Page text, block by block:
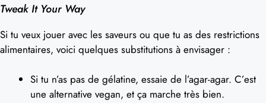
Tweak It Your Way
Si tu veux jouer avec les saveurs ou que tu as des restrictions
alimentaires, voici quelques substitutions à envisager :
Si tu n’as pas de gélatine, essaie de l’agar-agar. C’est
une alternative vegan, et ça marche très bien.